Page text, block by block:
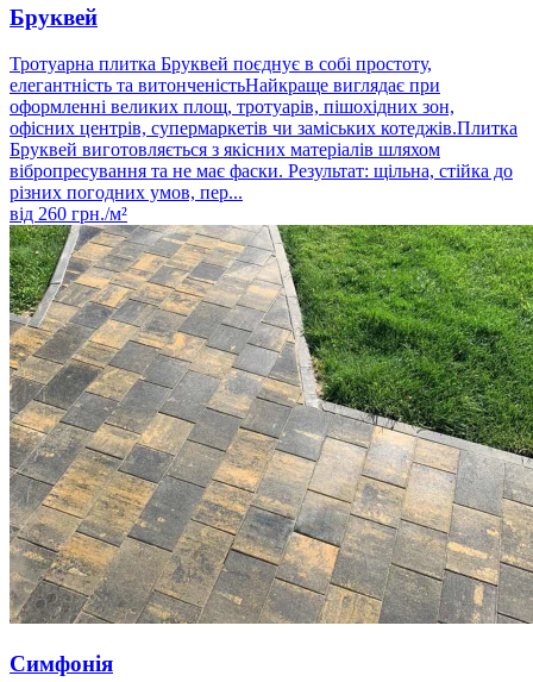
Бруквей
Тротуарна плитка Бруквей поєднує в собі простоту,
елегантність та витонченістьНайкраще виглядає при
оформленні великих площ, тротуарів, пішохідних зон,
офісних центрів, супермаркетів чи заміських котеджів.Плитка
Бруквей виготовляється з якісних матеріалів шляхом
вібропресування та не має фаски. Результат: щільна, стійка до
різних погодних умов, пер...
від 260 грн./м²
Симфонія